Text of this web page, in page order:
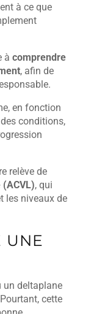
à ce que
à comprendre
, afin de
en fonction
conditions,
relève de
, qui
les niveaux de
UNE
un deltaplane
cette